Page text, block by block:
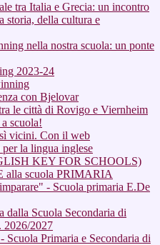
tra Italia e Grecia: un incontro
storia, della cultura e
nella nostra scuola: un ponte
2023-24
con Bjelovar
le città di Rovigo e Viernheim
scuola!
vicini. Con il web
la lingua inglese
KEY FOR SCHOOLS)
alla scuola PRIMARIA
- Scuola primaria E.De
dalla Scuola Secondaria di
2026/2027
Scuola Primaria e Secondaria di